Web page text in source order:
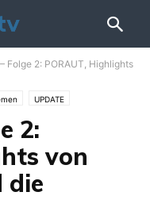
Folge 2: PORAUT, Highlights
UPDATE
2:
von
die